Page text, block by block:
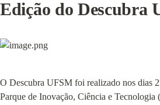
Edição do Descubra
O Descubra UFSM foi realizado nos dias
Parque de Inovação, Ciência e